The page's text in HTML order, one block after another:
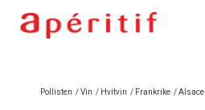
Pollisten /Vin / Hvitvin / Frankrike /Alsace